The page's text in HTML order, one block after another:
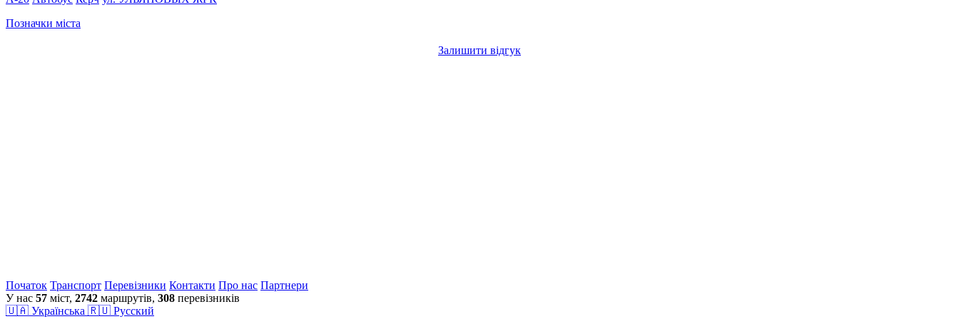
Позначки міста
Залишити відгук
Початок Транспорт Перевiзники Контакти Про нас Партнери
У нас 57 міст, 2742 маршрутів, 308 перевізників
🇺🇦 Українська 🇷🇺 Русский